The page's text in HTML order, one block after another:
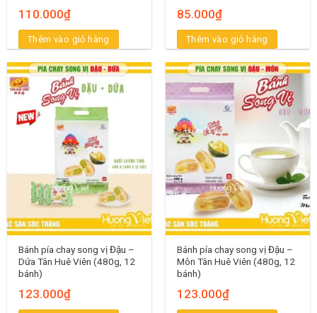
110.000₫
Thêm vào giỏ hàng
85.000₫
Thêm vào giỏ hàng
Bánh pía chay song vị Đậu –
Dứa Tân Huê Viên (480g, 12
bánh)
123.000₫
Bánh pía chay song vị Đậu –
Môn Tân Huê Viên (480g, 12
bánh)
123.000₫